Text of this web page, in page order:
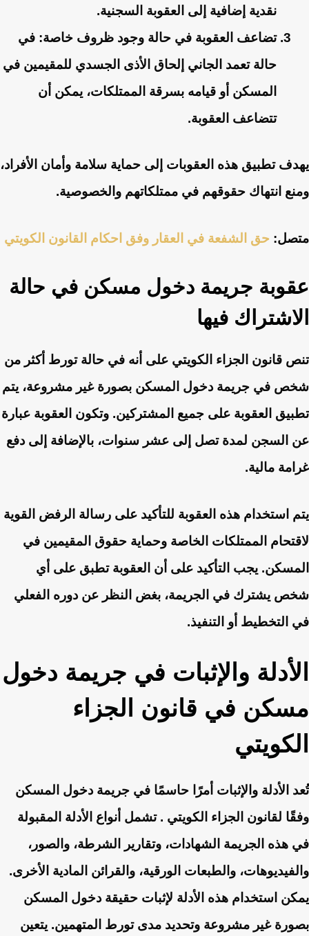
نقدية إضافية إلى العقوبة السجنية.
تضاعف العقوبة في حالة وجود ظروف خاصة: في
حالة تعمد الجاني إلحاق الأذى الجسدي للمقيمين في
المسكن أو قيامه بسرقة الممتلكات، يمكن أن
تتضاعف العقوبة.
يهدف تطبيق هذه العقوبات إلى حماية سلامة وأمان الأفراد،
ومنع انتهاك حقوقهم في ممتلكاتهم والخصوصية.
متصل: حق الشفعة في العقا​ر وفق احكام القانون الكويتي
عقوبة جريمة دخول مسكن في حالة
الاشتراك فيها
تنص قانون الجزاء الكويتي على أنه في حالة تورط أكثر من
شخص في جريمة دخول المسكن بصورة غير مشروعة، يتم
تطبيق العقوبة على جميع المشتركين. وتكون العقوبة عبارة
عن السجن لمدة تصل إلى عشر سنوات، بالإضافة إلى دفع
غرامة مالية.
يتم استخدام هذه العقوبة للتأكيد على رسالة الرفض القوية
لاقتحام الممتلكات الخاصة وحماية حقوق المقيمين في
المسكن. يجب التأكيد على أن العقوبة تطبق على أي
شخص يشترك في الجريمة، بغض النظر عن دوره الفعلي
في التخطيط أو التنفيذ.
الأدلة والإثبات في جريمة دخول
مسكن في قانون الجزاء
الكويتي
تُعد الأدلة والإثبات أمرًا حاسمًا في جريمة دخول المسكن
وفقًا لقانون الجزاء الكويتي . تشمل أنواع الأدلة المقبولة
في هذه الجريمة الشهادات، وتقارير الشرطة، والصور،
والفيديوهات، والطبعات الورقية، والقرائن المادية الأخرى.
يمكن استخدام هذه الأدلة لإثبات حقيقة دخول المسكن
بصورة غير مشروعة وتحديد مدى تورط المتهمين. يتعين